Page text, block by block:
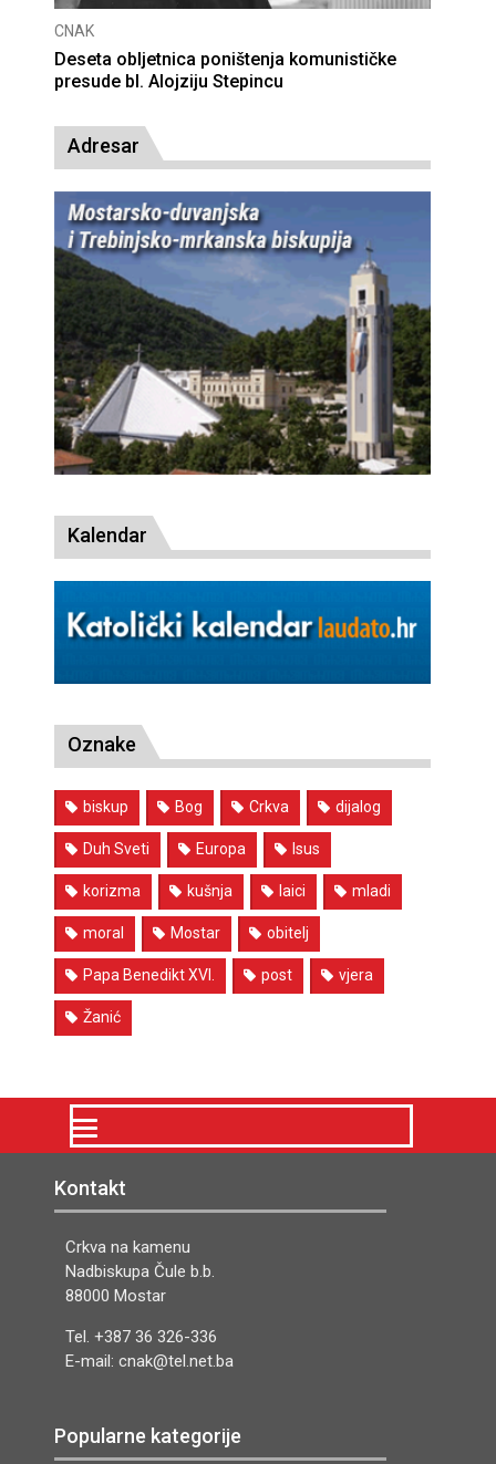
CNAK
Deseta obljetnica poništenja komunističke
presude bl. Alojziju Stepincu
Adresar
Kalendar
Oznake
biskup Bog Crkva dijalog
Duh Sveti Europa Isus
korizma kušnja laici mladi
moral Mostar obitelj
Papa Benedikt XVI. post vjera
Žanić
Kontakt
Crkva na kamenu
Nadbiskupa Čule b.b.
88000 Mostar
Tel. +387 36 326-336
E-mail: cnak@tel.net.ba
Popularne kategorije